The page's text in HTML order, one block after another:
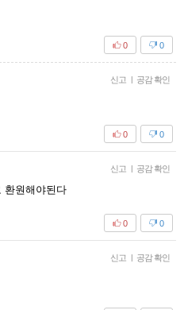
0
0
신고 | 공감 확인
0
0
신고 | 공감 확인
환원해야된다
0
0
신고 | 공감 확인